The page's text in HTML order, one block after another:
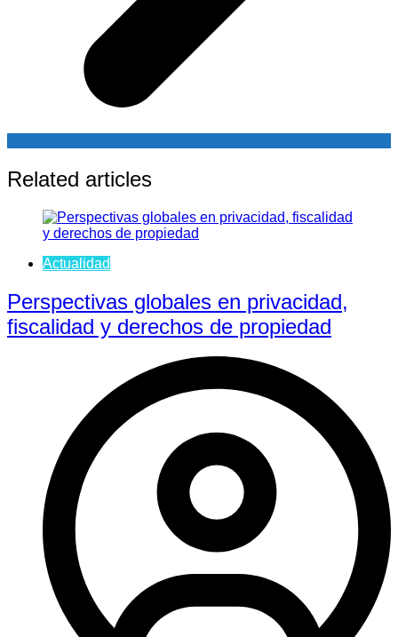
Related articles
Actualidad
Perspectivas globales en privacidad,
fiscalidad y derechos de propiedad